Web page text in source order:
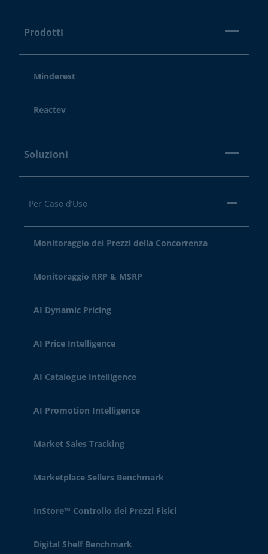
Prodotti
Minderest
Reactev
Soluzioni
Per Caso d’Uso
Monitoraggio dei Prezzi della Concorrenza
Monitoraggio RRP & MSRP
AI Dynamic Pricing
AI Price Intelligence
AI Catalogue Intelligence
AI Promotion Intelligence
Market Sales Tracking
Marketplace Sellers Benchmark
InStore™ Controllo dei Prezzi Fisici
Digital Shelf Benchmark